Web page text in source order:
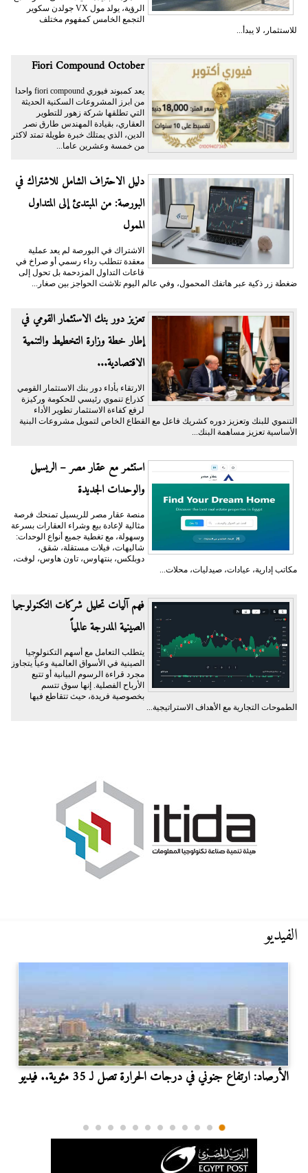
الرؤية، يولد مول VX جولدن سكوير
التجمع الخامس كمفهوم مختلف
للاستثمار، لا يبدأ...
Fiori Compound October
يعد كمبوند فيوري fiori compound واحدا
من ابرز المشروعات السكنية الحديثة
التي تطلقها شركة زهور للتطوير
العقاري، بقيادة المهندس طارق نصر
الدين، الذي يمتلك خبرة طويلة تمتد لاكثر
من خمسة وعشرين عاما...
دليل الاحتراف الشامل للاشتراك في
البورصة: من المبتدئ إلى المتداول
الممول
الاشتراك في البورصة لم يعد عملية
معقدة تتطلب رداء رسمي أو صراخ في
قاعات التداول المزدحمة بل تحول إلى
ضغطة زر ذكية عبر هاتفك المحمول، وفي عالم اليوم تلاشت الحواجز بين صغار...
تعزيز دور بنك الاستثمار القومي في
إطار خطة وزارة التخطيط والتنمية
الاقتصادية...
الارتقاء بأداء دور بنك الاستثمار القومي
كذراع تنموي رئيسي للحكومة وركيزة
لرفع كفاءة الاستثمار تطوير الأداء
التنموي للبنك وتعزيز دوره كشريك فاعل مع القطاع الخاص لتمويل مشروعات البنية
الأساسية تعزيز مساهمة البنك...
استثمر مع عقار مصر – الريسيل
والوحدات الجديدة
منصة عقار مصر للريسيل تمنحك فرصة
مثالية لإعادة بيع وشراء العقارات بسرعة
وسهولة، مع تغطية جميع أنواع الوحدات:
شاليهات، فيلات مستقلة، شقق،
دوبلكس، بنتهاوس، تاون هاوس، لوفت،
مكاتب إدارية، عيادات، صيدليات، محلات...
فهم آليات تحليل شركات التكنولوجيا
الصينية المدرجة عالمياً
يتطلب التعامل مع أسهم التكنولوجيا
الصينية في الأسواق العالمية وعياً يتجاوز
مجرد قراءة الرسوم البيانية أو تتبع
الأرباح الفصلية. إنها سوق تتسم
بخصوصية فريدة، حيث تتقاطع فيها
الطموحات التجارية مع الأهداف الاستراتيجية...
الفيديو
الأرصاد: ارتفاع جنوني في درجات الحرارة تصل لـ 35 مئوية.. فيديو